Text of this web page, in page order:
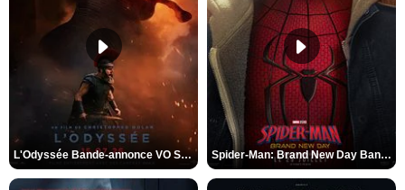
L'Odyssée Bande-annonce VO STFR Spider-Man: Brand New Day Bande-annonce VO STFR